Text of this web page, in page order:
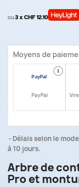
ou3 x CHF 12.10
Moyens de
i
PayPal
Délais selon le
à 10 jours.
Arbre de
Pro et